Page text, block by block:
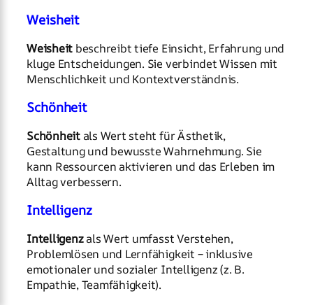
Weisheit
Weisheit beschreibt tiefe Einsicht, Erfahrung und
kluge Entscheidungen. Sie verbindet Wissen mit
Menschlichkeit und Kontextverständnis.
Schönheit
Schönheitals Wert steht für Ästhetik,
Gestaltung und bewusste Wahrnehmung. Sie
kann Ressourcen aktivieren und das Erleben im
Alltag verbessern.
Intelligenz
Intelligenzals Wert umfasst Verstehen,
Problemlösen und Lernfähigkeit – inklusive
emotionaler und sozialer Intelligenz (z. B.
Empathie, Teamfähigkeit).